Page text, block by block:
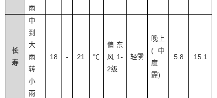
雨
长
寿
中
到
大
雨
转
小
雨
18 - 21 ℃
偏东
风 1-
2级
轻雾
晚上
( 中
度
霾)
5.8 15.1